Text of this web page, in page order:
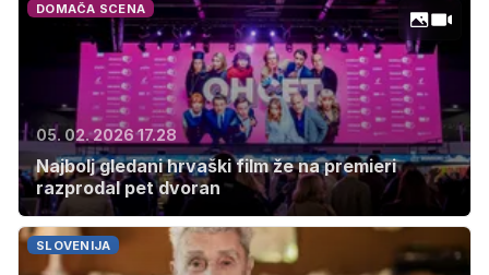
DOMAČA SCENA
05. 02. 2026 17.28
Najbolj gledani hrvaški film že na premieri
razprodal pet dvoran
SLOVENIJA